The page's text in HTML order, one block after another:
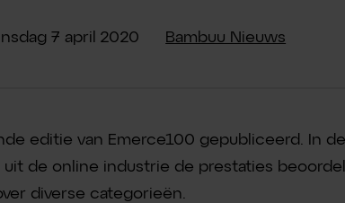
7 april 2020 Bambuu Nieuws
editie van Emerce100 gepubliceerd. In
de online industrie de prestaties
diverse categorieën.